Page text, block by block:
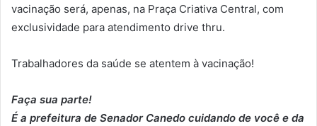
vacinação será, apenas, na Praça Criativa Central, com
exclusividade para atendimento drive thru.
Trabalhadores da saúde se atentem à vacinação!
Faça sua parte!
É a prefeitura de Senador Canedo cuidando de você e da